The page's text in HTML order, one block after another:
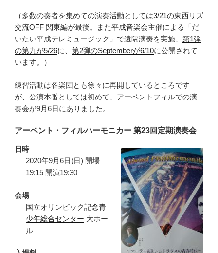
（多数の奏者を集めての演奏活動としては3/21の東西リズ
交流OFF 関東編が最後。また平成音楽会主催による「だ
いたい平成テレミュージック」で遠隔演奏を実施、 第1弾
の第九が5/26に、 第2弾のSeptemberが6/10に公開されて
います。）
練習活動は各楽団とも徐々に再開しているところです
が、公演本番としては初めて、アーベントフィルでの演
奏会が9月6日にありました。
アーベント・フィルハーモニカー 第23回定期演奏会
日時
2020年9月6日(日) 開場
19:15 開演19:30
会場
国立オリンピック記念青
少年総合センター 大ホー
ル